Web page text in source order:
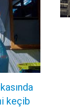
keçib